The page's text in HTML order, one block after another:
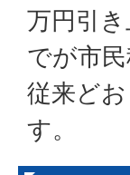
万円引
でが市
従来ど
す。